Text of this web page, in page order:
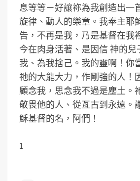
息等等－好讓祢為我創造出一
旋律、動人的樂章。我奉主耶
告，不再是我，乃是基督在我
今在肉身活著、是因信 神的兒
我、為我捨己。我的靈啊！你
祂的大能大力，作剛強的人！
顧念我，思念我不過是塵土。
敬畏他的人、從亙古到永遠。
穌基督的名，阿們！
1